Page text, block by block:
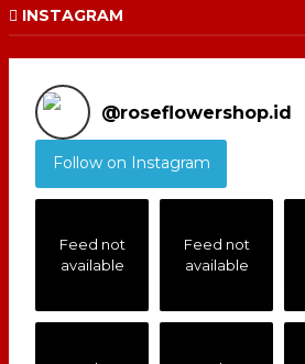
INSTAGRAM
@roseflowershop.id
Follow on Instagram
Feed not
available
Feed not
available